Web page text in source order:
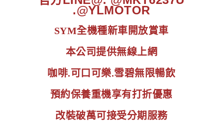
.@YLMOTOR
SYM全機種新車開放賞車
本公司提供無線上網
咖啡.可口可樂.雪碧無限暢飲
預約保養重機享有打折優惠
改裝破萬可接受分期服務